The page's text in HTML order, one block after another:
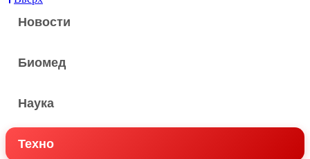
Новости
Биомед
Наука
Техно